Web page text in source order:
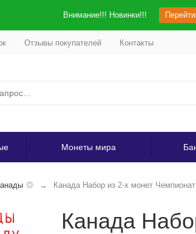
Внимание!!! Новинки!!!
Отзывы покупателей Контакты
Монеты мира
Канада Набор из 2-х монет
Канада